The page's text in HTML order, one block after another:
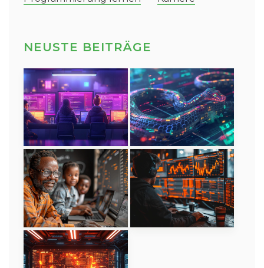
NEUSTE BEITRÄGE